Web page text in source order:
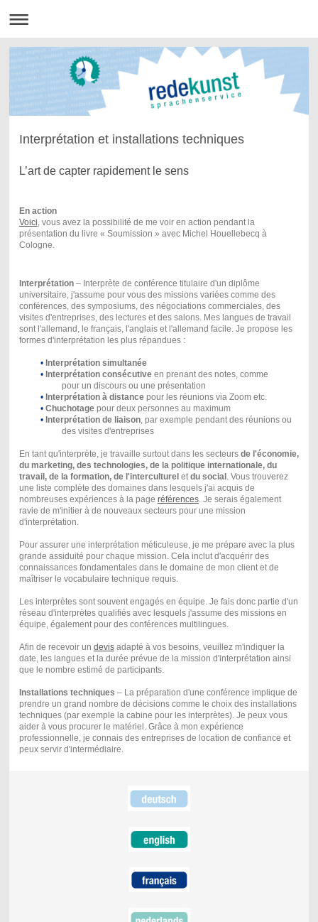
Interprétation et installations techniques
L’art de capter rapidement le sens
En action
Voici, vous avez la possibilité de me voir en action pendant la
présentation du livre « Soumission » avec Michel Houellebecq à
Cologne.
Interprétation– Interprète de conférence titulaire d'un diplôme
universitaire, j'assume pour vous des missions variées comme des
conférences, des symposiums, des négociations commerciales, des
visites d'entreprises, des lectures et des salons. Mes langues de travail
sont l'allemand, le français, l'anglais et l'allemand facile. Je propose les
formes d'interprétation les plus répandues :
• Interprétation simultanée
• Interprétation consécutiveen prenant des notes, comme
pour un discours ou une présentation
• Interprétation à distancepour les réunions via Zoom etc.
• Chuchotagepour deux personnes au maximum
• Interprétation de liaison, par exemple pendant des réunions ou
des visites d'entreprises
En tant qu'interprète, je travaille surtout dans les secteurs de l'économie,
du marketing, des technologies, de la politique internationale, du
travail, de la formation, de l'interculturel etdu social . Vous trouverez
une liste complète des domaines dans lesquels j'ai acquis de
nombreuses expériences à la page références. Je serais également
ravie de m'initier à de nouveaux secteurs pour une mission
d'interprétation.
Pour assurer une interprétation méticuleuse, je me prépare avec la plus
grande assiduité pour chaque mission. Cela inclut d'acquérir des
connaissances fondamentales dans le domaine de mon client et de
maîtriser le vocabulaire technique requis.
Les interprètes sont souvent engagés en équipe. Je fais donc partie d'un
réseau d'interprètes qualifiés avec lesquels j'assume des missions en
équipe, également pour des conférences multilingues.
Afin de recevoir un devisadapté à vos besoins, veuillez m'indiquer la
date, les langues et la durée prévue de la mission d'interprétation ainsi
que le nombre estimé de participants.
Installations techniques – La préparation d'une conférence implique de
prendre un grand nombre de décisions comme le choix des installations
techniques (par exemple la cabine pour les interprètes). Je peux vous
aider à vous procurer le matériel. Grâce à mon expérience
professionnelle, je connais des entreprises de location de confiance et
peux servir d'intermédiaire.